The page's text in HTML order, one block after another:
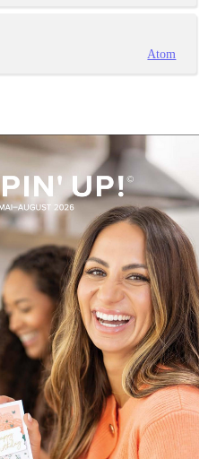
Atom